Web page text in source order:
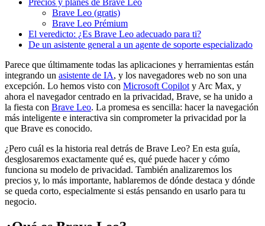
Brave Leo (gratis)
Brave Leo Prémium
El veredicto: ¿Es Brave Leo adecuado para ti?
De un asistente general a un agente de soporte especializado
Parece que últimamente todas las aplicaciones y herramientas están
integrando un asistente de IA, y los navegadores web no son una
excepción. Lo hemos visto con Microsoft Copilot y Arc Max, y
ahora el navegador centrado en la privacidad, Brave, se ha unido a
la fiesta con Brave Leo. La promesa es sencilla: hacer la navegación
más inteligente e interactiva sin comprometer la privacidad por la
que Brave es conocido.
¿Pero cuál es la historia real detrás de Brave Leo? En esta guía,
desglosaremos exactamente qué es, qué puede hacer y cómo
funciona su modelo de privacidad. También analizaremos los
precios y, lo más importante, hablaremos de dónde destaca y dónde
se queda corto, especialmente si estás pensando en usarlo para tu
negocio.